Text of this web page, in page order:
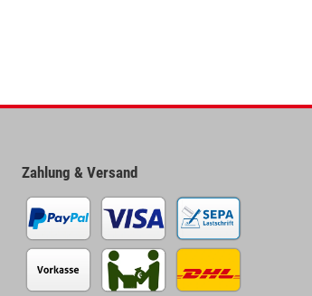
Zahlung & Versand